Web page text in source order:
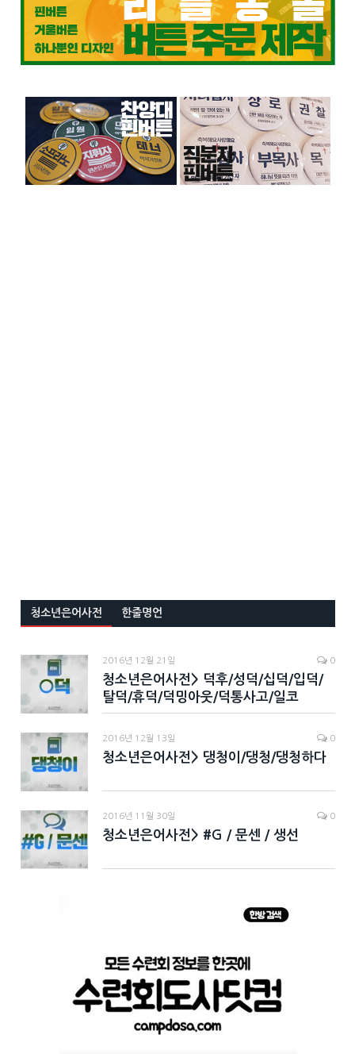
청소년은어사전 한줄명언
2016년 12월 21일 0
청소년은어사전> 덕후/성덕/십덕/입덕/
탈덕/휴덕/덕밍아웃/덕통사고/일코
2016년 12월 13일 0
청소년은어사전> 댕청이/댕청/댕청하다
2016년 11월 30일 0
청소년은어사전> #G / 문센 / 생선